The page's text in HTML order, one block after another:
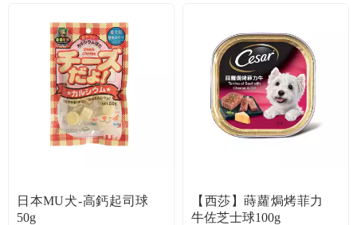
美容／個人清潔
食品／健康食補
名人嚴選
優惠活動
優惠券領取
優惠券查詢
日本MU犬-高鈣起司球
50g
【西莎】蒔蘿焗烤菲力
牛佐芝士球100g